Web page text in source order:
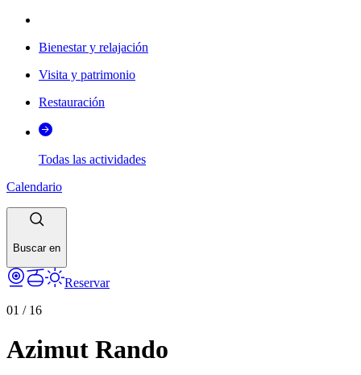
Bienestar y relajación
Visita y patrimonio
Restauración
Todas las actividades
Calendario
Buscar en
Reservar
01 / 16
Azimut Rando